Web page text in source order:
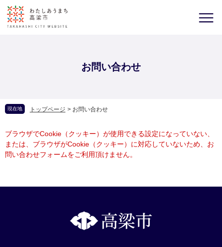
お問い合わせ
現在地 トップページ > お問い合わせ
ブラウザでCookie（クッキー）が使用できる設定になっていない、
または、ブラウザがCookie（クッキー）に対応していないため、お
問い合わせフォームをご利用頂けません。